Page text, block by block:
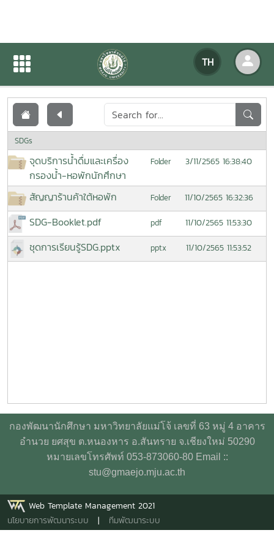
TH
เอกสารเผยแพร่
SDGs
จุดบริการน้ำดื่มและเครื่อง
กรองน้ำ-หอพักนักศึกษา
Folder 3/11/2565 16:38:40
สัญญาร้านค้าใต้หอพัก Folder 11/10/2565 16:32:36
SDG-Booklet.pdf pdf 11/10/2565 11:53:30
ชุดการเรียนรู้SDG.pptx pptx 11/10/2565 11:53:52
กองพัฒนานักศึกษา มหาวิทยาลัยแม่โจ้ เลขที่ 63 หมู่ 4 อาคาร
อำนวย ยศสุข ต.หนองหาร อ.สันทราย จ.เชียงใหม่ 50290
หมายเลขโทรศัพท์ 053-873060-80 Email ::
stu@gmaejo.mju.ac.th
Web Template Management 2021
นโยบายการพัฒนาระบบ | ทีมพัฒนาระบบ